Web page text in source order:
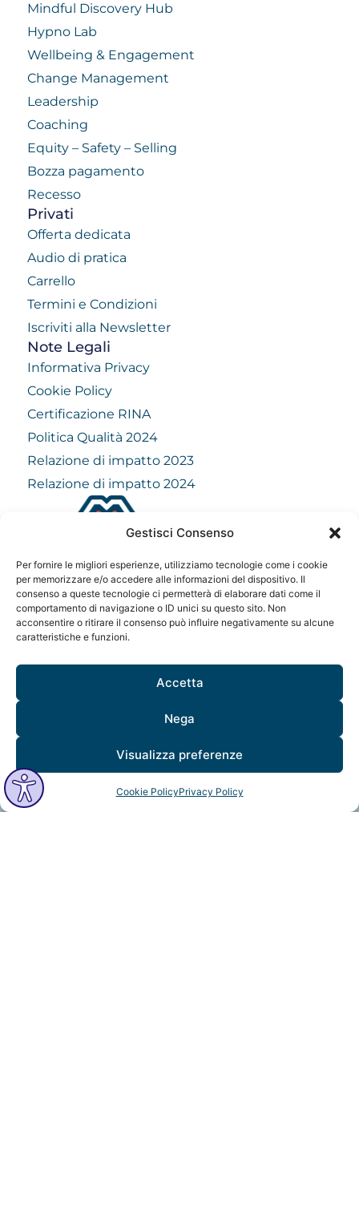
Gestisci Consenso
Per fornire le migliori esperienze, utilizziamo tecnologie come i cookie
per memorizzare e/o accedere alle informazioni del dispositivo. Il
consenso a queste tecnologie ci permetterà di elaborare dati come il
comportamento di navigazione o ID unici su questo sito. Non
acconsentire o ritirare il consenso può influire negativamente su alcune
caratteristiche e funzioni.
Accetta
Nega
Visualizza preferenze
Cookie PolicyPrivacy Policy
Mindful Discovery Hub
Hypno Lab
Wellbeing & Engagement
Change Management
Leadership
Coaching
Equity – Safety – Selling
Bozza pagamento
Recesso
Privati
Offerta dedicata
Audio di pratica
Carrello
Termini e Condizioni
Iscriviti alla Newsletter
Note Legali
Informativa Privacy
Cookie Policy
Certificazione RINA
Politica Qualità 2024
Relazione di impatto 2023
Relazione di impatto 2024
info@mindfulvision.it
MindfulVision srl
“Società Benefit”
Via Monte Rosa 21, 20149, Milano
C.F. / P. IVA: 12706961005